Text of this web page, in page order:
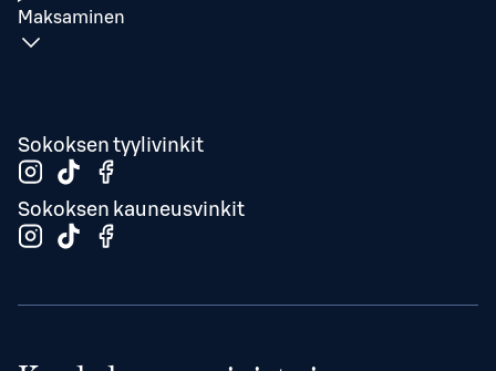
Maksaminen
Sokoksen tyylivinkit
Sokoksen kauneusvinkit